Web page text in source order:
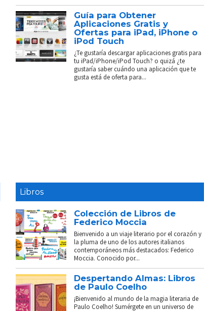
Guía para Obtener
Aplicaciones Gratis y
Ofertas para iPad, iPhone o
iPod Touch
¿Te gustaría descargar aplicaciones gratis para
tu iPad/iPhone/iPod Touch? o quizá ¿te
gustaría saber cuándo una aplicación que te
gusta está de oferta para...
Libros
Colección de Libros de
Federico Moccia
Bienvenido a un viaje literario por el corazón y
la pluma de uno de los autores italianos
contemporáneos más destacados: Federico
Moccia. Conocido por...
Despertando Almas: Libros
de Paulo Coelho
¡Bienvenido al mundo de la magia literaria de
Paulo Coelho! Sumérgete en un universo de